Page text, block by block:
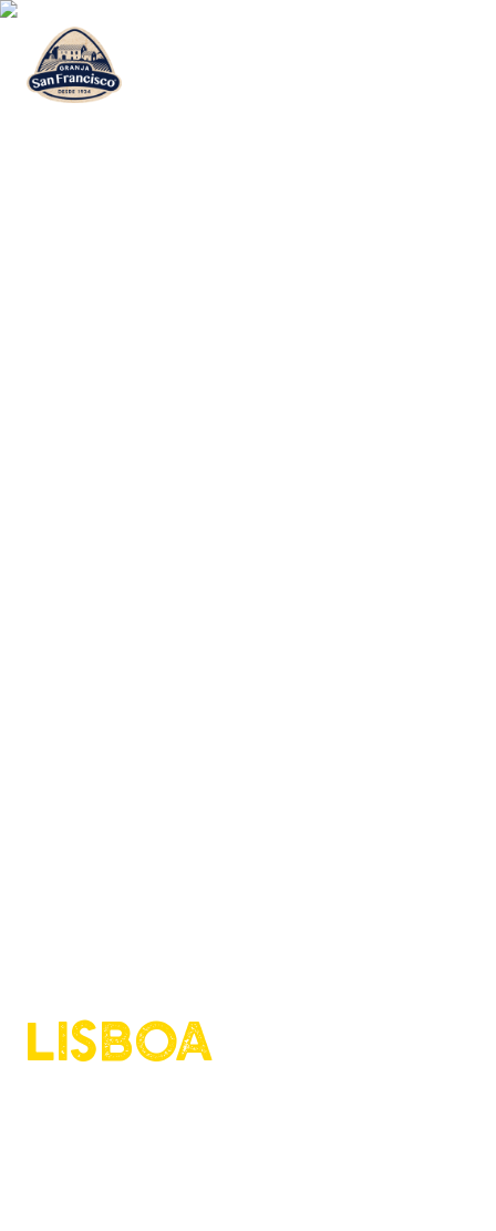
Lisboa